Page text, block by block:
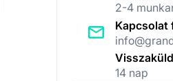
2-4
Kapcsolat
14 nap